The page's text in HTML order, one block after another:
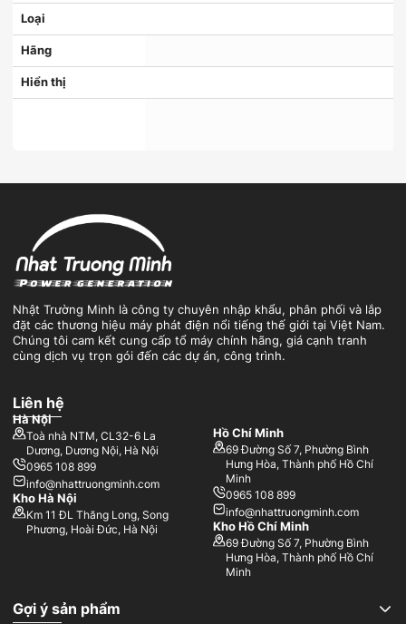
Loại
Hãng
Hiển thị
Nhật Trường Minh là công ty chuyên nhập khẩu, phân phối và lắp
đặt các thương hiệu máy phát điện nổi tiếng thế giới tại Việt Nam.
Chúng tôi cam kết cung cấp tổ máy chính hãng, giá cạnh tranh
cùng dịch vụ trọn gói đến các dự án, công trình.
Liên hệ
Hà Nội
Toà nhà NTM, CL32-6 La
Dương, Dương Nội, Hà Nội
0965 108 899
info@nhattruongminh.com
Kho Hà Nội
Km 11 ĐL Thăng Long, Song
Phương, Hoài Đức, Hà Nội
Hồ Chí Minh
69 Đường Số 7, Phường Bình
Hưng Hòa, Thành phố Hồ Chí
Minh
0965 108 899
info@nhattruongminh.com
Kho Hồ Chí Minh
69 Đường Số 7, Phường Bình
Hưng Hòa, Thành phố Hồ Chí
Minh
Gợi ý sản phẩm